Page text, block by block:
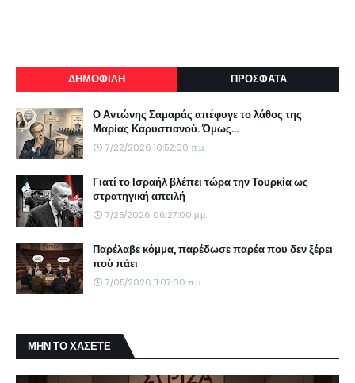
ΔΗΜΟΦΙΛΗ ΠΡΟΣΦΑΤΑ
Ο Αντώνης Σαμαράς απέφυγε το λάθος της
Μαρίας Καρυστιανού. Όμως...
7/22/2026 10:52:00 π.μ.
Γιατί το Ισραήλ βλέπει τώρα την Τουρκία ως
στρατηγική απειλή
7/25/2026 06:27:00 μ.μ.
Παρέλαβε κόμμα, παρέδωσε παρέα που δεν ξέρει
πού πάει
7/05/2026 11:07:00 π.μ.
ΜΗΝ ΤΟ ΧΑΣΕΤΕ